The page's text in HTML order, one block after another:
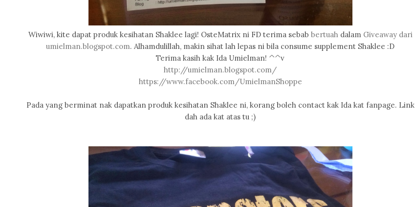
Wiwiwi, kite dapat produk kesihatan Shaklee lagi! OsteMatrix ni FD terima sebab bertuahdalam Giveaway dari
umielman.blogspot.com. Alhamdulillah, makin sihat lah lepas ni bila consume supplement Shaklee :D
Terima kasih kak Ida Umielman! ^^v
http://umielman.blogspot.com/
https://www.facebook.com/UmielmanShoppe
Pada yang berminat nak dapatkan produk kesihatan Shaklee ni, korang boleh contact kak Ida kat fanpage. Link
dah ada kat atas tu ;)